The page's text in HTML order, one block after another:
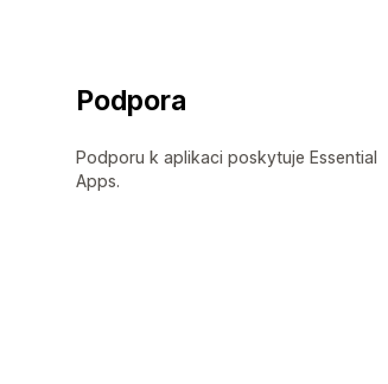
Podpora
Podporu k aplikaci poskytuje Essential
Apps.